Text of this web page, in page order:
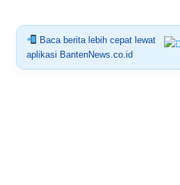
Baca berita lebih cepat lewat
aplikasi BantenNews.co.id